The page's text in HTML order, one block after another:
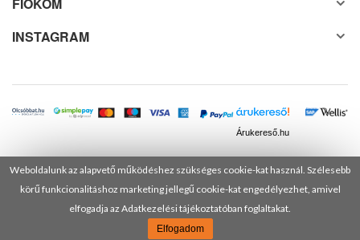
Weboldalunk az alapvető működéshez szükséges cookie-kat használ. Szélesebb
körű funkcionalitáshoz marketing jellegű cookie-kat engedélyezhet, amivel
elfogadja az Adatkezelési tájékoztatóban foglaltakat.
Elfogadom
INSTAGRAM
Árukereső.hu
© 2025 Minden jog fenntartva! DANUSA Hungary Kft.